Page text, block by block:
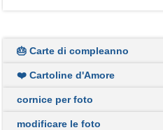
🎂 Carte di compleanno
❤️ Cartoline d'Amore
cornice per foto
modificare le foto